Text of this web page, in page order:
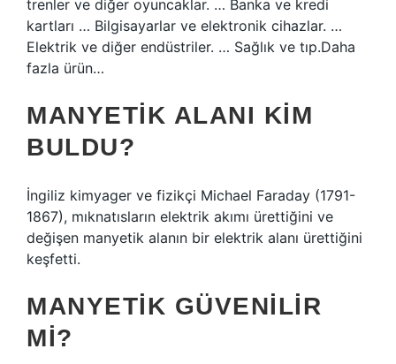
trenler ve diğer oyuncaklar. … Banka ve kredi
kartları … Bilgisayarlar ve elektronik cihazlar. …
Elektrik ve diğer endüstriler. … Sağlık ve tıp.Daha
fazla ürün…
MANYETIK ALANI KIM
BULDU?
İngiliz kimyager ve fizikçi Michael Faraday (1791-
1867), mıknatısların elektrik akımı ürettiğini ve
değişen manyetik alanın bir elektrik alanı ürettiğini
keşfetti.
MANYETIK GÜVENILIR
MI?